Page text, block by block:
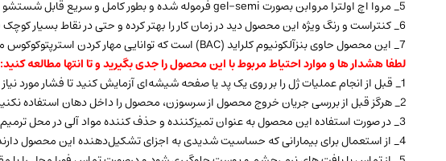
5_ مروا اچ اولترا مروابن بصورت gel-semi فرموله شده و بطور کامل و سریع قابل شستشو می باشد و هیچ اختلالی برای باند ایجاد نمی‌کند.
6_ کنتراست و رنگ ویژه این محصول دید در زمان کار را بهتر کرده و حتی در نقاط بسیار کوچک قابل مشاهده و کار است.
7_ این محصول حاوی بنزآلکونیوم کلراید (BAC) است که توانایی مهار کردن استرپتوکوکوس موتانس را دارد.
لطفا هشدار ها و موارد احتیاط مربوط با این محصول را جدی بگیرید و تا انتها مطالعه کنید:
1_ قبل از انجام عملیات ژل را بر روی یک پد یا صفحه شیشه‌ای آزمایش کنید تا فشار مورد نیاز جهت خروج مشخص شود
2_ هرگز قبل از بررسی جریان خروج محصول از سرسوزن، محصول را داخل دهان استفاده نکنید زیرا امکان ﺗﺨﻠﯿﻪ کنترل ﻧﺸﺪه ژل در دﻫﺎن ﺑﯿﻤﺎر وجود دارد
3_ در صورت استفاده این محصول به عنوان تمیزکننده و حذف کننده مواد آلی در محل ترمیم، اجازه دهید ژل به مدت 30 ثانیه روی محل مورد نظر بماند و سپس بطور کامل برداشته و محل را شستشو دهید.
4_ از استعمال برای بیمارانی که حساسیت شدیدی به اجزای تشکیل‌دهنده این محصول دارند خودداری نمائید.